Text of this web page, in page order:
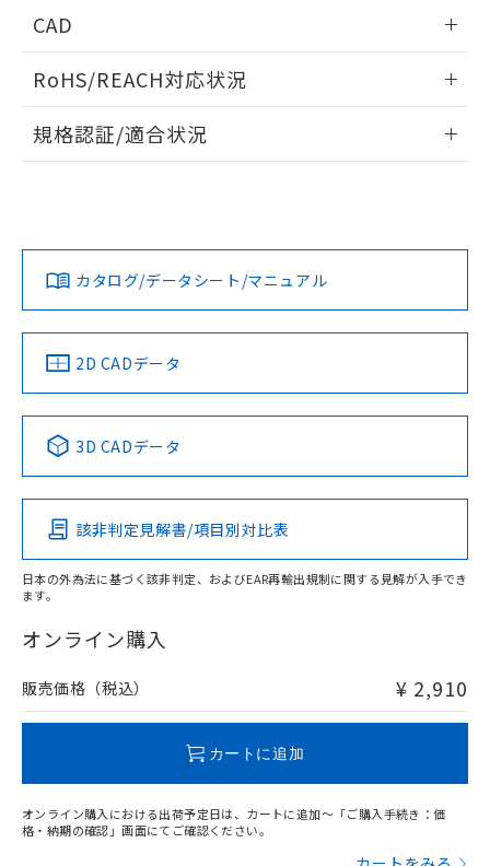
CAD
ドすることができます。
ログイン/会員登録
ダウンロードデータをご利用いただく前に、以下を必ずお読
みください。
ソフトウェアの使用条件
RoHS/REACH対応状況
EU RoHS 注意事項・凡例
対応済み
中国 RoHS 注意事項・凡例
Pb Hg Cd Cr(VI)
O
在庫等で未対応品が混在する可能性があります。
問い合わせください。
規格認証/適合状況
LR型式承認
（イギリス
船舶規格）
DNV型式承認
（ノルウェー
BV型式承認
（フランス
KR型式
（韓国
No No No No
この製品の規格認証/適合状況ページへ
その他の認証はこちらのページからご検索ください
カタログ/データシート/マニュアル
2D CADデータ
3D CADデータ
該非判定見解書/項目別対比表
日本の外為法に基づく該非判定、およびEAR再輸出規制に関する見解が入手でき
ます。
オンライン購入
販売価格（税込） ¥ 2,910
カートに追加
オンライン購入における出荷予定日は、カートに追加～「ご購入手続き：価
格・納期の確認」画面にてご確認ください。